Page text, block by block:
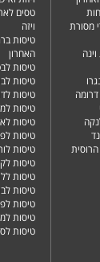
מסורת
טסים
ויזה
טיסות
האחרון
טיסות
טיסות
טיסות
טיסות
טיסות
טיסות
טיסות
טיסות
טיסות
טיסות
טיסות
טיסות
טיסות